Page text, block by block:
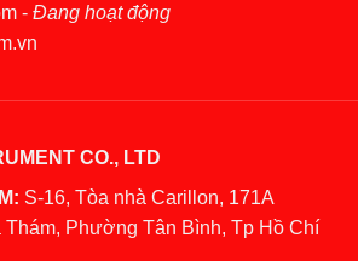
- Đang hoạt động
CO., LTD
S-16, Tòa nhà Carillon, 171A
Phường Tân Bình, Tp Hồ Chí